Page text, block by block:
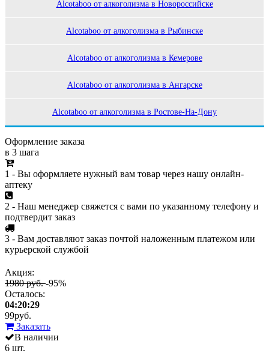
Alcotaboo от алкоголизма в Новороссийске
Alcotaboo от алкоголизма в Рыбинске
Alcotaboo от алкоголизма в Кемерове
Alcotaboo от алкоголизма в Ангарске
Alcotaboo от алкоголизма в Ростове-На-Дону
Оформление заказа
в 3 шага
1 - Вы оформляете нужный вам товар через нашу онлайн-
аптеку
2 - Наш менеджер свяжется с вами по указанному телефону и
подтвердит заказ
3 - Вам доставляют заказ почтой наложенным платежом или
курьерской службой
Акция:
1980 руб.-95%
Осталось:
04:20:29
99руб.
Заказать
В наличии
6 шт.